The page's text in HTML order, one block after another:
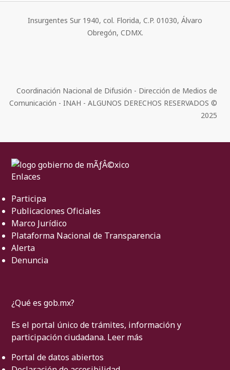
Insurgentes Sur 1940, col. Florida, C.P. 01030, Álvaro
Obregón, CDMX.
Coordinación Nacional de Difusión - Dirección de Medios de
Comunicación - INAH - ALGUNOS DERECHOS RESERVADOS ©
2025
Enlaces
Participa
Publicaciones Oficiales
Marco Jurídico
Plataforma Nacional de Transparencia
Alerta
Denuncia
¿Qué es gob.mx?
Es el portal único de trámites, información y
participación ciudadana. Leer más
Portal de datos abiertos